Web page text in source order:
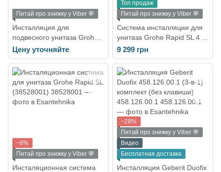
Питай про знижку у Viber 💬
Инсталляция для
подвесного унитаза Grohe
Rapid SL (38526000)
Цену уточняйте
Топ продаж
Питай про знижку у Viber 💬
Система инсталляции для
унитаза Grohe Rapid SL 4 в
1 (38772001)
9 299 грн
−8%
Питай про знижку у Viber 💬
Инсталяционная система
−28%
Питай про знижку у Viber 💬
Видео
Бесплатная доставка
Инсталляция Geberit Duofix